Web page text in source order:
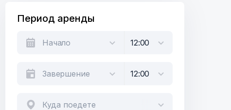
Период аренды
Куда поедете